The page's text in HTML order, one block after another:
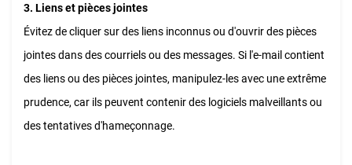
3. Liens et pièces jointes
Évitez de cliquer sur des liens inconnus ou d'ouvrir des pièces
jointes dans des courriels ou des messages. Si l'e-mail contient
des liens ou des pièces jointes, manipulez-les avec une extrême
prudence, car ils peuvent contenir des logiciels malveillants ou
des tentatives d'hameçonnage.